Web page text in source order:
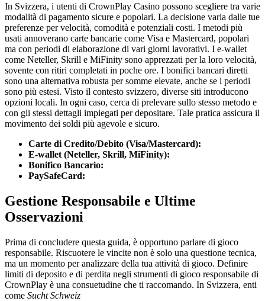
In Svizzera, i utenti di CrownPlay Casino possono scegliere tra varie
modalità di pagamento sicure e popolari. La decisione varia dalle tue
preferenze per velocità, comodità e potenziali costi. I metodi più
usati annoverano carte bancarie come Visa e Mastercard, popolari
ma con periodi di elaborazione di vari giorni lavorativi. I e-wallet
come Neteller, Skrill e MiFinity sono apprezzati per la loro velocità,
sovente con ritiri completati in poche ore. I bonifici bancari diretti
sono una alternativa robusta per somme elevate, anche se i periodi
sono più estesi. Visto il contesto svizzero, diverse siti introducono
opzioni locali. In ogni caso, cerca di prelevare sullo stesso metodo e
con gli stessi dettagli impiegati per depositare. Tale pratica assicura il
movimento dei soldi più agevole e sicuro.
Carte di Credito/Debito (Visa/Mastercard):
E-wallet (Neteller, Skrill, MiFinity):
Bonifico Bancario:
PaySafeCard:
Gestione Responsabile e Ultime
Osservazioni
Prima di concludere questa guida, è opportuno parlare di gioco
responsabile. Riscuotere le vincite non è solo una questione tecnica,
ma un momento per analizzare della tua attività di gioco. Definire
limiti di deposito e di perdita negli strumenti di gioco responsabile di
CrownPlay è una consuetudine che ti raccomando. In Svizzera, enti
come Sucht Schweiz